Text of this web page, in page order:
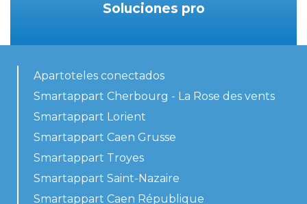
Soluciones pro
Apartoteles conectados
Smartappart Cherbourg - La Rose des vents
Smartappart Lorient
Smartappart Caen Grusse
Smartappart Troyes
Smartappart Saint-Nazaire
Smartappart Caen République